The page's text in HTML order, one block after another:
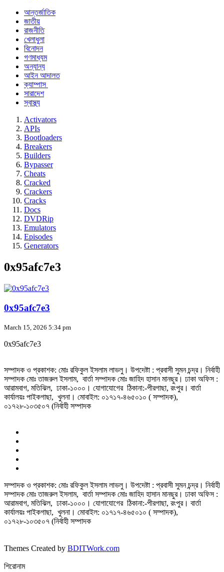
আন্তর্জাতিক
জাতীয়
রাজনীতি
খেলাধুলা
বিনোদন
গণমাধ্যম
অন্যান্য
আইন আদালত
ক্যাম্পাস
সারাদেশ
স্বাস্থ্য
Activators
APIs
Bootloaders
Breakers
Builders
Bypasser
Cheats
Cracked
Crackers
Cracks
Docs
DVDRip
Emulators
Episodes
Generators
0x95afc7e3
0x95afc7e3
March 15, 2026 5:34 pm
0x95afc7e3
সম্পাদক ও প্রকাশক: মোঃ রফিকুল ইসলাম লাভলু। উপদেষ্টা : প্রবাসী সুমন চন্দ্র। নির্বাহী
সম্পাদক মোঃ তাজরুল‌‌ ইসলাম, বার্তা সম্পাদক মোঃ জাহিদ হাসান মানছুর। ঢাকা অফিস :
আরামবাগ, মতিঝিল, ঢাকা-১০০০। যোগাযোগের ঠিকানা:-পীরগাছা‌, রংপুর। বার্তা
কার্যালয়ঃ পাইকগাছা, খুলনা। মোবাইল: ০১৭১৭-৪৬৫০১০ ( সম্পাদক),
০১৭২৮-১০৩৫০৭ (নির্বাহী সম্পাদক
সম্পাদক ও প্রকাশক: মোঃ রফিকুল ইসলাম লাভলু। উপদেষ্টা : প্রবাসী সুমন চন্দ্র। নির্বাহী
সম্পাদক মোঃ তাজরুল‌‌ ইসলাম, বার্তা সম্পাদক মোঃ জাহিদ হাসান মানছুর। ঢাকা অফিস :
আরামবাগ, মতিঝিল, ঢাকা-১০০০। যোগাযোগের ঠিকানা:-পীরগাছা‌, রংপুর। বার্তা
কার্যালয়ঃ পাইকগাছা, খুলনা। মোবাইল: ০১৭১৭-৪৬৫০১০ ( সম্পাদক),
০১৭২৮-১০৩৫০৭ (নির্বাহী সম্পাদক
Themes Created by BDITWork.com
শিরোনাম